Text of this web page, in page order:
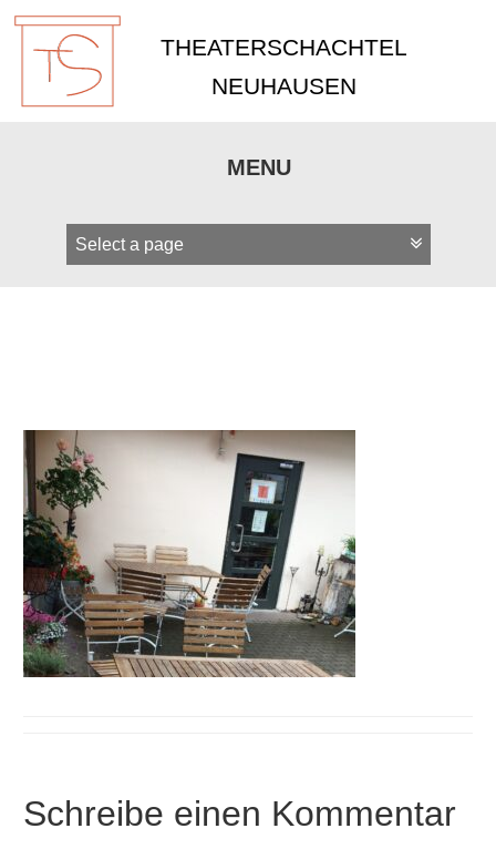
THEATERSCHACHTEL
NEUHAUSEN
MENU
Inhalt
Schreibe einen Kommentar